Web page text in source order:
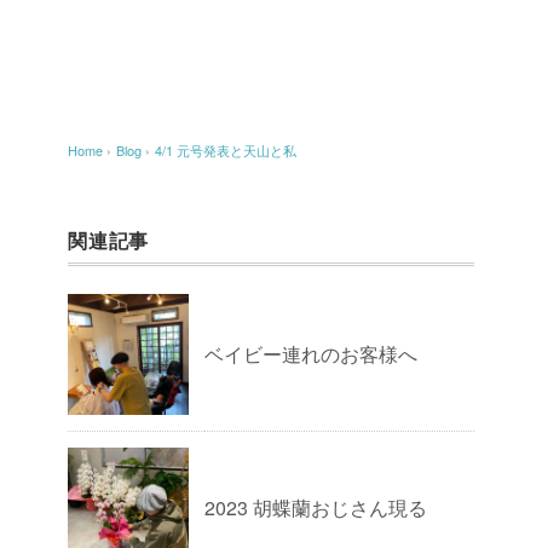
Home › Blog › 4/1 元号発表と天山と私
関連記事
ベイビー連れのお客様へ
2023 胡蝶蘭おじさん現る